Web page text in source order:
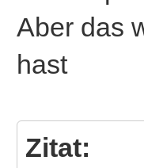
Aber das
hast
Zitat: